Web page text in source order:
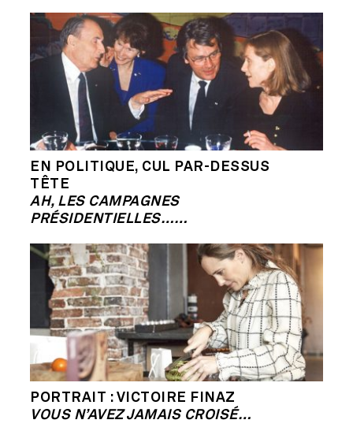
EN POLITIQUE, CUL PAR-DESSUS
TÊTE
AH, LES CAMPAGNES
PRÉSIDENTIELLES……
PORTRAIT : VICTOIRE FINAZ
VOUS N’AVEZ JAMAIS CROISÉ…